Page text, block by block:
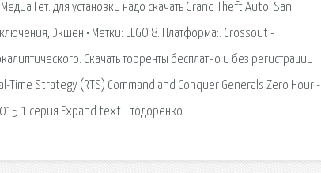
Гет. для установки надо скачать Grand Theft Auto: San
Экшен • Метки: LEGO 8. Платформа:. Crossout -
Скачать торренты бесплатно и без регистрации
Time Strategy (RTS) Command and Conquer Generals Zero Hour -
1 серия Expand text… тодоренко.